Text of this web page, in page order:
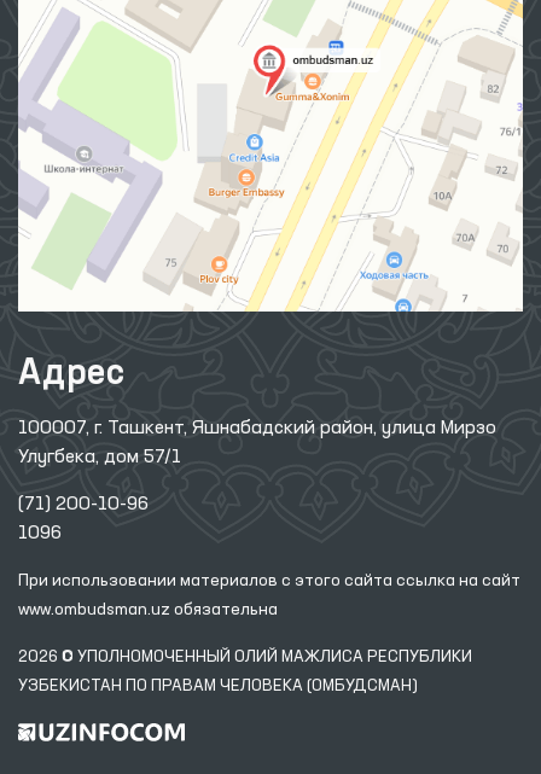
Адрес
100007, г. Ташкент, Яшнабадский район, улица Мирзо
Улугбека, дом 57/1
(71) 200-10-96
1096
При использовании материалов с этого сайта ссылка на сайт
www.ombudsman.uz обязательна
2026 © УПОЛНОМОЧЕННЫЙ ОЛИЙ МАЖЛИСА РЕСПУБЛИКИ
УЗБЕКИСТАН ПО ПРАВАМ ЧЕЛОВЕКА (ОМБУДСМАН)